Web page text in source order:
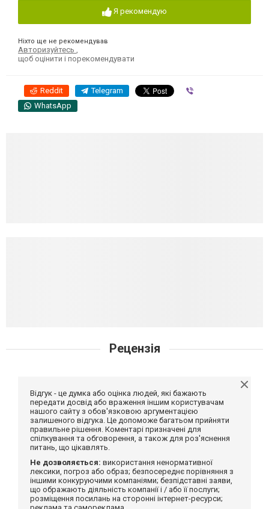
Я рекомендую
Ніхто ще не рекомендував
Авторизуйтесь
щоб оцінити і порекомендувати
Reddit Telegram
WhatsApp
Рецензія
Відгук - це думка або оцінка людей, які бажають
передати досвід або враження іншим користувачам
нашого сайту з обов'язковою аргументацією
залишеного відгука. Це допоможе багатьом прийняти
правильне рішення. Коментарі призначені для
спілкування та обговорення, а також для роз'яснення
питань, що цікавлять.
Не дозволяється: використання ненормативної
лексики, погроз або образ; безпосереднє порівняння з
іншими конкуруючими компаніями; безпідставні заяви,
що ображають діяльність компанії і / або її послуги;
розміщення посилань на сторонні інтернет-ресурси;